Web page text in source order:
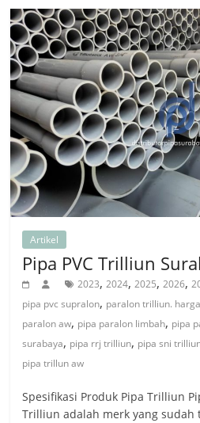
Artikel
Pipa PVC Trilliun
2023,2024,2025,2026,
pipa pvc supralon, paralon trilliun.
paralon aw, pipa paralon limbah, pipa
surabaya, pipa rrj trilliun, pipa sni
pipa trillun aw
Spesifikasi Produk Pipa Trilliun
Trilliun adalah merk yang sudah